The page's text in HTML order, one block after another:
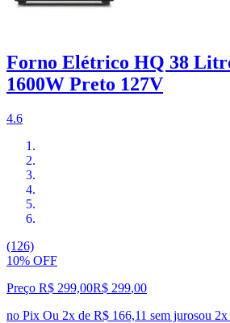
Forno Elétrico HQ 38
1600W Preto 127V
4.6
(126)
10% OFF
Preço R$ 299,00R$ 299,00
no Pix Ou 2x de R$ 166,11 sem jurosou 2x